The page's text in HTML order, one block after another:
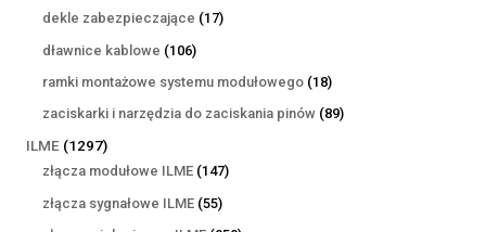
produktów
dekle zabezpieczające 1717
dławnice kablowe 106106
produktów
ramki montażowe systemu modułowego 1818
produktów
zaciskarki i narzędzia do zaciskania pinów 8989
ILME 12971297
produktów
złącza modułowe ILME 147147
złącza sygnałowe ILME 5555
produktów